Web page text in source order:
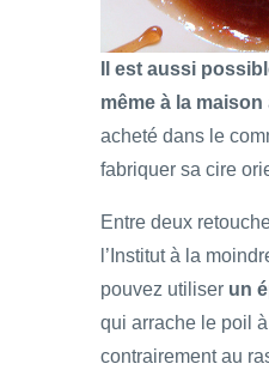
Il est aussi
même à la maison
acheté dans le
fabriquer sa cire
Entre deux
l’Institut à la
pouvez utiliser un
qui arrache le poil
contrairement au